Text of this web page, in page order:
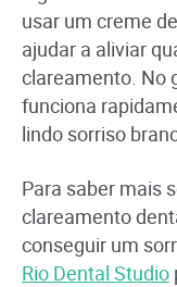
usar um creme
ajudar a aliviar
clareamento. No
funciona
lindo sorriso
Para saber mais
clareamento
conseguir um
Rio Dental Studio